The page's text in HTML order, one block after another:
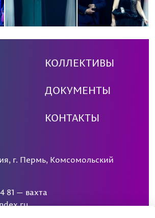
КОЛЛЕКТИВЫ
ДОКУМЕНТЫ
КОНТАКТЫ
г. Пермь, Комсомольский
81 — вахта